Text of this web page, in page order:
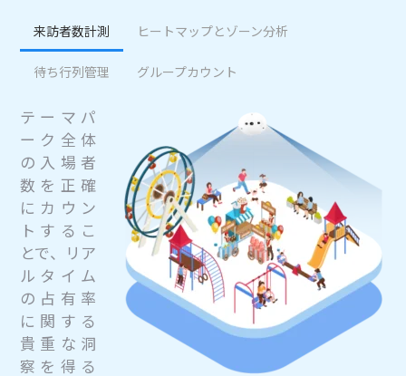
来訪者数計測 ヒートマップとゾーン分析
待ち行列管理 グループカウント
テーマパ
ーク全体
の入場者
数を正確
にカウン
トするこ
とで、リア
ルタイム
の占有率
に関する
貴重な洞
察を得る